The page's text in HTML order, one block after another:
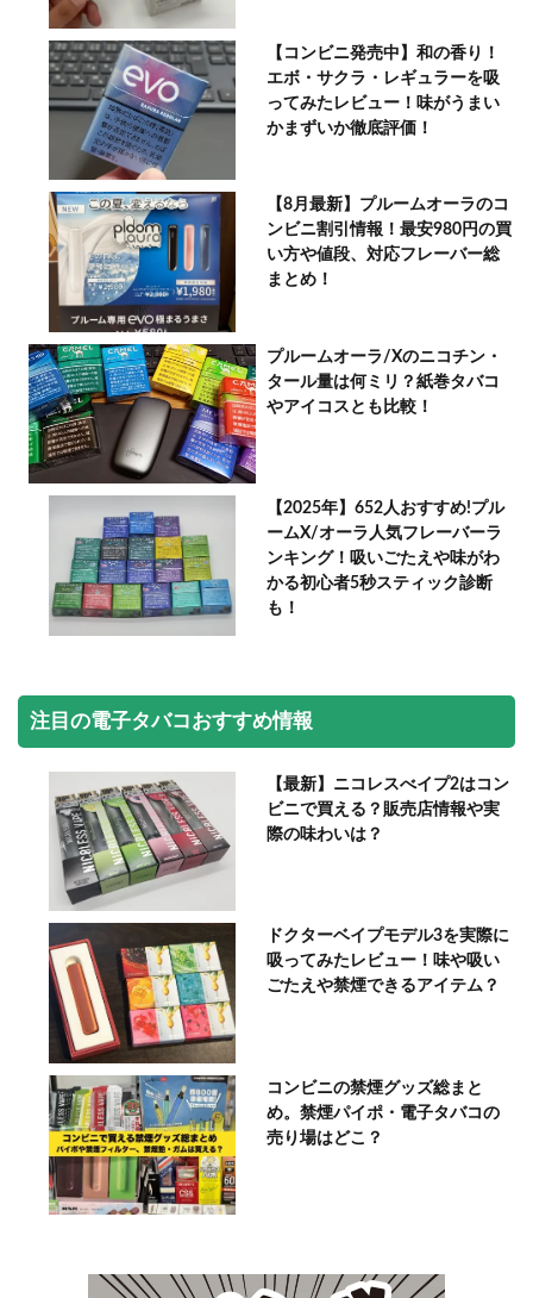
【コンビニ発売中】和の香り！
エボ・サクラ・レギュラーを吸
ってみたレビュー！味がうまい
かまずいか徹底評価！
【8月最新】プルームオーラのコ
ンビニ割引情報！最安980円の買
い方や値段、対応フレーバー総
まとめ！
プルームオーラ/Xのニコチン・
タール量は何ミリ？紙巻タバコ
やアイコスとも比較！
【2025年】652人おすすめ!プル
ームX/オーラ人気フレーバーラ
ンキング！吸いごたえや味がわ
かる初心者5秒スティック診断
も！
注目の電子タバコおすすめ情報
【最新】ニコレスべイプ2はコン
ビニで買える？販売店情報や実
際の味わいは？
ドクターベイプモデル3を実際に
吸ってみたレビュー！味や吸い
ごたえや禁煙できるアイテム？
コンビニの禁煙グッズ総まと
め。禁煙パイポ・電子タバコの
売り場はどこ？